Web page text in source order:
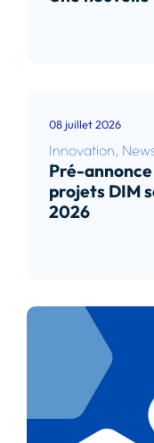
08 juillet 2026
Innovation
Pré-
projets DIM
2026